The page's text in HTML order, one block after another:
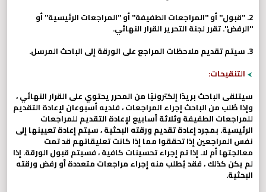
2. "قبول" أو "المراجعات الطفيفة" أو "المراجعات الرئيسية" أو
"الرفض". تقرر لجنة التحرير القرار النهائي.
3. سيتم تقديم ملاحظات المراجع على الورقة إلى الباحث المرسل.
التنقيحات:
سيتلقى الباحث بريدًا إلكترونيًا من المحرر يحتوي على القرار النهائي ،
وإذا طُلب من الباحث إجراء المراجعات ، فلديه أسبوعان لإعادة التقديم
للمراجعات الطفيفة وثلاثة أسابيع لإعادة التقديم للمراجعات
الرئيسية. بمجرد إعادة تقديم ورقته البحثية ، سيتم إعادة تعيينها إلى
نفس المراجعين إذا تحققوا مما إذا كانت تعليقاتهم قد تمت
معالجتها أم لا. إذا تم إجراء تحسينات كافية ، فسيتم قبول الورقة. إذا
لم يكن كذلك ، فقد يُطلب منه إجراء مراجعات متعددة أو رفض ورقته
البحثية.